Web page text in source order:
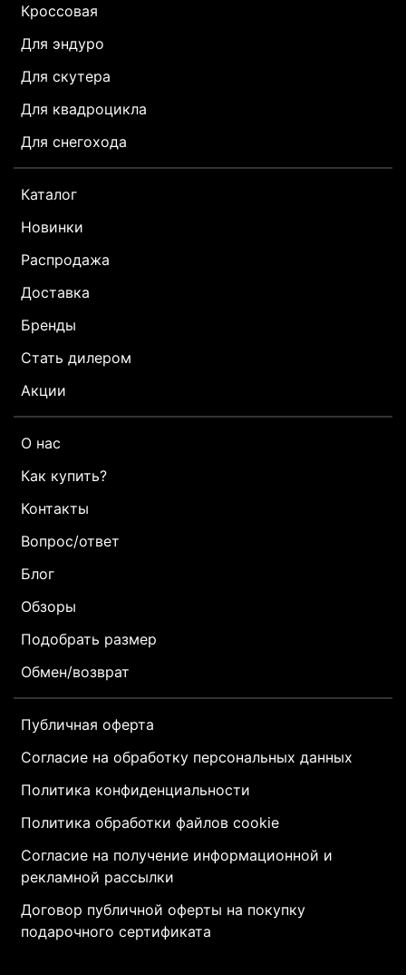
Кроссовая
Для эндуро
Для скутера
Для квадроцикла
Для снегохода
Каталог
Новинки
Распродажа
Доставка
Бренды
Стать дилером
Акции
О нас
Как купить?
Контакты
Вопрос/ответ
Блог
Обзоры
Подобрать размер
Обмен/возврат
Публичная оферта
Согласие на обработку персональных данных
Политика конфиденциальности
Политика обработки файлов cookie
Согласие на получение информационной и
рекламной рассылки
Договор публичной оферты на покупку
подарочного сертификата